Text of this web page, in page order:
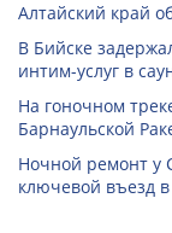
Алтайский край
В Бийске
интим-услуг в
На гоночном
Барнаульской
Ночной ремонт у
ключевой въезд в